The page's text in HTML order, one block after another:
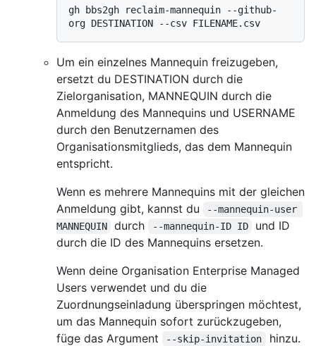
gh bbs2gh reclaim-mannequin --github-
Um ein einzelnes Mannequin freizugeben,
ersetzt du DESTINATION durch die
Zielorganisation, MANNEQUIN durch die
Anmeldung des Mannequins und USERNAME
durch den Benutzernamen des
Organisationsmitglieds, das dem Mannequin
entspricht.
Wenn es mehrere Mannequins mit der gleichen
Anmeldung gibt, kannst du
--mannequin-user
MANNEQUIN
durch --mannequin-ID ID
und ID
durch die ID des Mannequins ersetzen.
Wenn deine Organisation Enterprise Managed
Users verwendet und du die
Zuordnungseinladung überspringen möchtest,
um das Mannequin sofort zurückzugeben,
füge das Argument
--skip-invitation hinzu.